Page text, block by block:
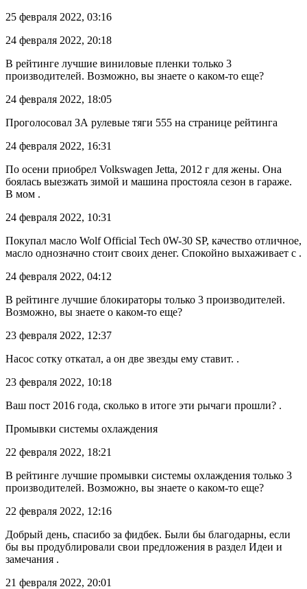
25 февраля 2022, 03:16
24 февраля 2022, 20:18
В рейтинге лучшие виниловые пленки только 3
производителей. Возможно, вы знаете о каком-то еще?
24 февраля 2022, 18:05
Проголосовал ЗА рулевые тяги 555 на странице рейтинга
24 февраля 2022, 16:31
По осени приобрел Volkswagen Jetta, 2012 г для жены. Она
боялась выезжать зимой и машина простояла сезон в гараже.
В мом .
24 февраля 2022, 10:31
Покупал масло Wolf Official Tech 0W-30 SP, качество отличное,
масло однозначно стоит своих денег. Спокойно выхаживает с .
24 февраля 2022, 04:12
В рейтинге лучшие блокираторы только 3 производителей.
Возможно, вы знаете о каком-то еще?
23 февраля 2022, 12:37
Насос сотку откатал, а он две звезды ему ставит. .
23 февраля 2022, 10:18
Ваш пост 2016 года, сколько в итоге эти рычаги прошли? .
Промывки системы охлаждения
22 февраля 2022, 18:21
В рейтинге лучшие промывки системы охлаждения только 3
производителей. Возможно, вы знаете о каком-то еще?
22 февраля 2022, 12:16
Добрый день, спасибо за фидбек. Были бы благодарны, если
бы вы продублировали свои предложения в раздел Идеи и
замечания .
21 февраля 2022, 20:01